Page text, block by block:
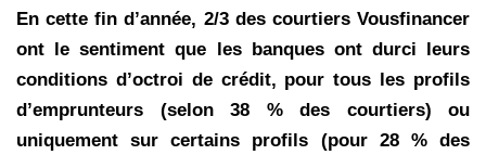
En cette fin d’année, 2/3 des courtiers Vousfinancer
ont le sentiment que les banques ont durci leurs
conditions d’octroi de crédit, pour tous les profils
d’emprunteurs (selon 38 % des courtiers) ou
uniquement sur certains profils (pour 28 % des